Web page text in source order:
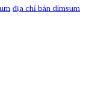
địa chỉ bán dimsum